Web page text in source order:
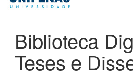
Biblioteca
Teses e